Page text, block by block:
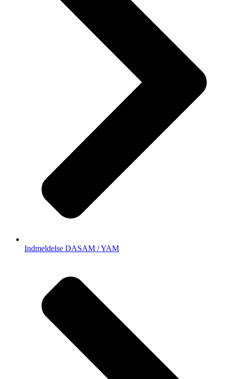
Indmeldelse DASAM / YAM